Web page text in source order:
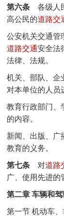
第六条各级人
高公民的道路交
公安机关交通管
道路交通安全法
法律、法规。
机关、部队、企
对本单位的人员
教育行政部门、
的内容。
新闻、出版、
教育的义务。
第七条对道路
广、使用先进的
第二章 车辆和
第一节 机动车